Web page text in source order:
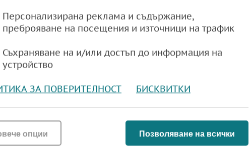
Персонализирана реклама и съдържание,
преброяване на посещения и източници на трафик
Съхраняване на и/или достъп до информация на
устройство
ЗА ПОВЕРИТЕЛНОСТ БИСКВИТКИ
Позволяване на всички
опции